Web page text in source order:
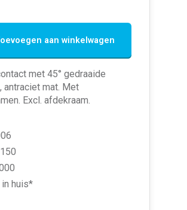
aan winkelwagen
met 45° gedraaide
antraciet mat. Met
Excl. afdekraam.
huis*